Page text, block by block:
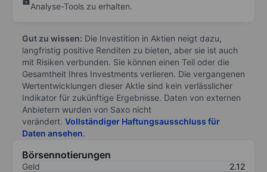
Analyse-Tools zu erhalten.
Gut zu wissen: Die Investition in Aktien neigt dazu,
langfristig positive Renditen zu bieten, aber sie ist auch
mit Risiken verbunden. Sie können einen Teil oder die
Gesamtheit Ihres Investments verlieren. Die vergangenen
Wertentwicklungen dieser Aktie sind kein verlässlicher
Indikator für zukünftige Ergebnisse. Daten von externen
Anbietern wurden von Saxo nicht
verändert. Vollständiger Haftungsausschluss für
Daten ansehen.
Börsennotierungen
Geld
2.12